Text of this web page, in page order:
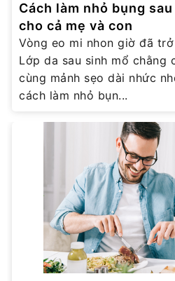
Cách làm nhỏ bụng
cho cả mẹ và con
Vòng eo mi nhon giờ đã
Lớp da sau sinh mổ chằng
cùng mảnh sẹo dài nhức
cách làm nhỏ bụn...